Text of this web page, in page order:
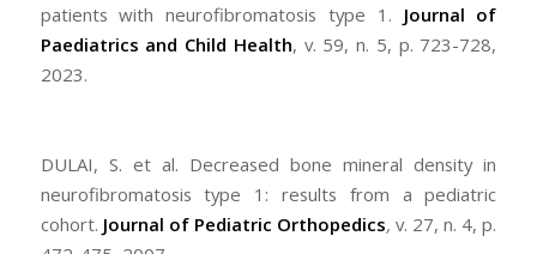
patients with neurofibromatosis type 1. Journal of
Paediatrics and Child Health, v. 59, n. 5, p. 723-728,
2023.
DULAI, S. et al. Decreased bone mineral density in
neurofibromatosis type 1: results from a pediatric
cohort. Journal of Pediatric Orthopedics,v. 27, n. 4, p.